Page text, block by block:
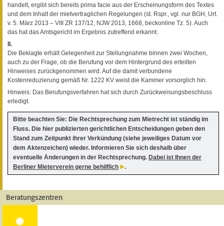
handelt, ergibt sich bereits prima facie aus der Erscheinungsform des Textes
und dem Inhalt der mietvertraglichen Regelungen (st. Rspr., vgl. nur BGH, Urt.
v. 5. März 2013 – VIII ZR 137/12, NJW 2013, 1668, beckonline Tz. 5). Auch
das hat das Amtsgericht im Ergebnis zutreffend erkannt.
II.
Die Beklagte erhält Gelegenheit zur Stellungnahme binnen zwei Wochen,
auch zu der Frage, ob die Berufung vor dem Hintergrund des erteilten
Hinweises zurückgenommen wird. Auf die damit verbundene
Kostenreduzierung gemäß Nr. 1222 KV weist die Kammer vorsorglich hin.
Hinweis: Das Berufungsverfahren hat sich durch Zurückweisungsbeschluss
erledigt.
Bitte beachten Sie: Die Rechtsprechung zum Mietrecht ist ständig im
Fluss. Die hier publizierten gerichtlichen Entscheidungen geben den
Stand zum Zeitpunkt ihrer Verkündung (siehe jeweiliges Datum vor
dem Aktenzeichen) wieder. Informieren Sie sich deshalb über
eventuelle Änderungen in der Rechtsprechung. Dabei ist Ihnen der
Berliner Mieterverein gerne behilflich
.
Beratungszentren